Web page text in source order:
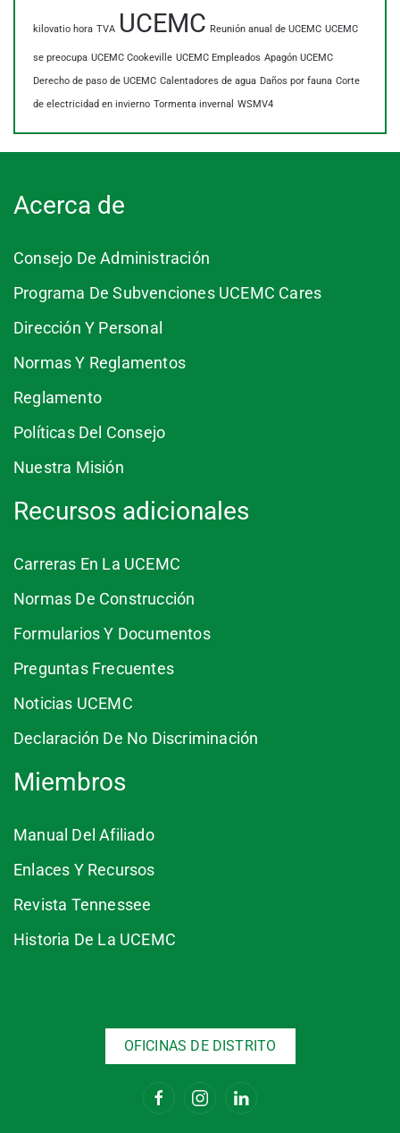
kilovatio hora TVA UCEMC Reunión anual de UCEMC UCEMC
se preocupa UCEMC Cookeville UCEMC Empleados Apagón UCEMC
Derecho de paso de UCEMC Calentadores de agua Daños por fauna Corte
de electricidad en invierno Tormenta invernal WSMV4
Acerca de
Consejo De Administración
Programa De Subvenciones UCEMC Cares
Dirección Y Personal
Normas Y Reglamentos
Reglamento
Políticas Del Consejo
Nuestra Misión
Recursos adicionales
Carreras En La UCEMC
Normas De Construcción
Formularios Y Documentos
Preguntas Frecuentes
Noticias UCEMC
Declaración De No Discriminación
Miembros
Manual Del Afiliado
Enlaces Y Recursos
Revista Tennessee
Historia De La UCEMC
OFICINAS DE DISTRITO